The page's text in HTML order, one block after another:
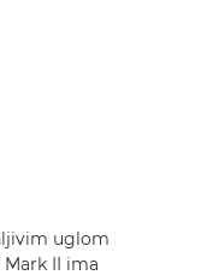
uglom
II ima